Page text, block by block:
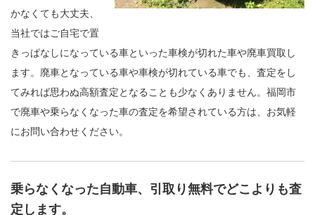
かなくても大丈夫、
当社ではご自宅で置
きっぱなしになっている車といった車検が切れた車や廃車買取し
ます。廃車となっている車や車検が切れている車でも、査定をし
てみれば思わぬ高額査定となることも少なくありません。福岡市
で廃車や乗らなくなった車の査定を希望されている方は、お気軽
にお問い合わせください。
乗らなくなった自動車、引取り無料でどこよりも査
定します。